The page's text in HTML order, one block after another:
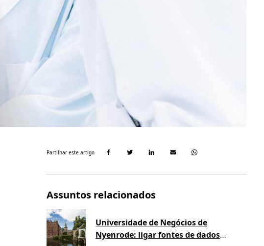
Partilhar este artigo
Assuntos relacionados
Universidade de Negócios de
Nyenrode: ligar fontes de dados